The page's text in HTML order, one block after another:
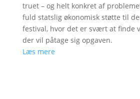
truet – og helt konkret af
fuld statslig økonomisk støtte til
festival, hvor det er svært at finde
der vil påtage sig opgaven.
Læs mere